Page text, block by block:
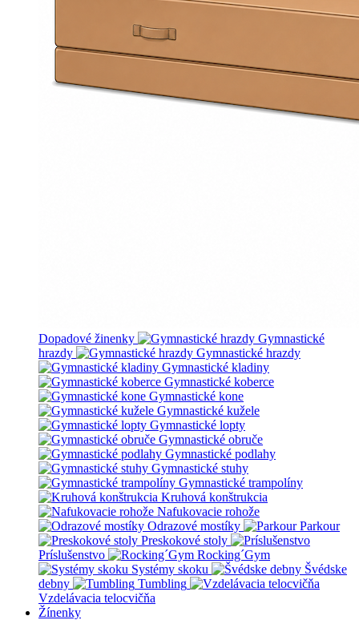
Dopadové žinenky
Gymnastické
hrazdy
Gymnastické hrazdy
Gymnastické kladiny
Gymnastické koberce
Gymnastické kone
Gymnastické kužele
Gymnastické lopty
Gymnastické obruče
Gymnastické podlahy
Gymnastické stuhy
Gymnastické trampolíny
Kruhová konštrukcia
Nafukovacie rohože
Odrazové mostíky
Parkour
Preskokové stoly
Príslušenstvo
Rocking´Gym
Systémy skoku
Švédske
debny
Tumbling
Vzdelávacia telocvičňa
Žínenky